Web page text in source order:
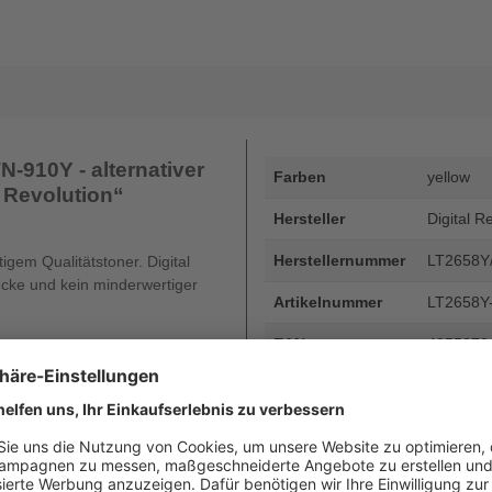
910Y - alternativer
Qualitätstoner. Digital
und kein minderwertiger
Farben yellow
Hersteller Digital
Herstellernummer
Artikelnummer
EAN
bis zu
Brother
Seiten -